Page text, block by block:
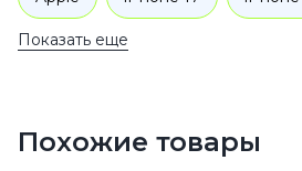
Аксессуары
Показать еще
Похожие товары